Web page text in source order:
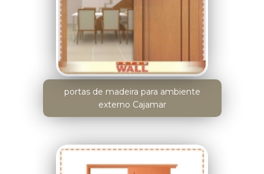
portas de madeira para ambiente
externo Cajamar